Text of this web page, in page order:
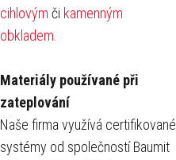
cihlovým či kamenným
obkladem.
Materiály používané při
zateplování
Naše firma využívá certifikované
systémy od společností Baumit